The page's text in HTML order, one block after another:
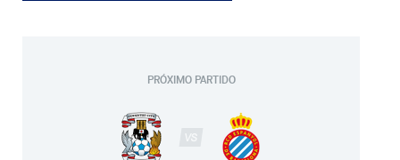
PRÓXIMO PARTIDO
VS